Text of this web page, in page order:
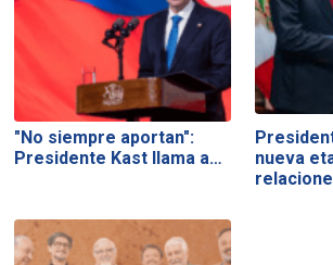
"No siempre aportan":
Presidente Kast llama a…
nueva